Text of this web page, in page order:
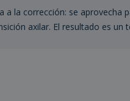
la corrección: se aprovecha
axilar. El resultado es un